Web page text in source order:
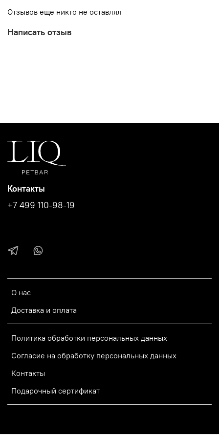
Отзывов еще никто не оставлял
Написать отзыв
О нас
Доставка и оплата
Политика обработки персональных данных
Согласие на обработку персональных данных
Контакты
Подарочный сертификат
Контакты
+7 499 110-98-19